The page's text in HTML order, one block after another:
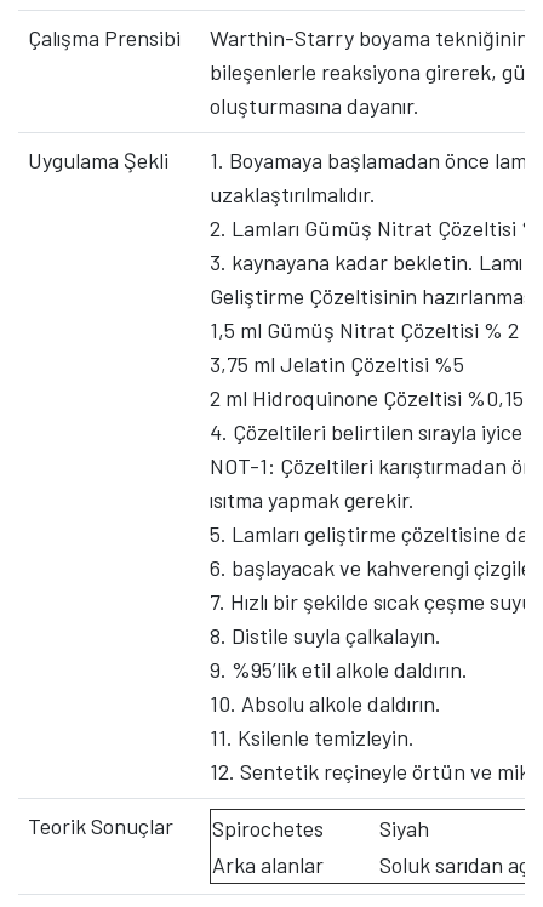
Çalışma Prensibi
Warthin-Starry boyama tekniğinin
bileşenlerle reaksiyona girerek,
oluşturmasına dayanır.
Uygulama Şekli
1. Boyamaya başlamadan önce
uzaklaştırılmalıdır.
2. Lamları Gümüş Nitrat Çözeltisi
3. kaynayana kadar bekletin. Lamı
Geliştirme Çözeltisinin hazırlanması:
1,5 ml Gümüş Nitrat Çözeltisi % 2
3,75 ml Jelatin Çözeltisi %5
2 ml Hidroquinone Çözeltisi %0,15
4. Çözeltileri belirtilen sırayla iyice
NOT-1: Çözeltileri karıştırmadan
ısıtma yapmak gerekir.
5. Lamları geliştirme çözeltisine
6. başlayacak ve kahverengi
7. Hızlı bir şekilde sıcak çeşme
8. Distile suyla çalkalayın.
9. %95’lik etil alkole daldırın.
10. Absolu alkole daldırın.
11. Ksilenle temizleyin.
12. Sentetik reçineyle örtün ve
Teorik Sonuçlar Spirochetes
Siyah
Arka alanlar
Soluk sarıdan